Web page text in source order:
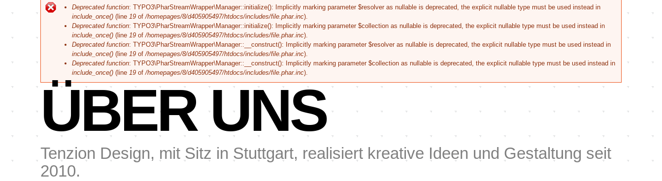
Corporate
BrandingFehlermeldung
Deprecated function: TYPO3\PharStreamWrapper\Manager::initialize(): Implicitly marking parameter $resolver as nullable is deprecated, the explicit nullable type must be used instead in
include_once() (line 19 of/homepages/8/d405905497/htdocs/includes/file.phar.inc).
Deprecated function: TYPO3\PharStreamWrapper\Manager::initialize(): Implicitly marking parameter $collection as nullable is deprecated, the explicit nullable type must be used instead in
include_once() (line 19 of/homepages/8/d405905497/htdocs/includes/file.phar.inc).
Deprecated function: TYPO3\PharStreamWrapper\Manager::__construct(): Implicitly marking parameter $resolver as nullable is deprecated, the explicit nullable type must be used instead in
include_once() (line 19 of/homepages/8/d405905497/htdocs/includes/file.phar.inc).
Deprecated function: TYPO3\PharStreamWrapper\Manager::__construct(): Implicitly marking parameter $collection as nullable is deprecated, the explicit nullable type must be used instead in
include_once() (line 19 of/homepages/8/d405905497/htdocs/includes/file.phar.inc).
ÜBER UNS
Tenzion Design, mit Sitz in Stuttgart, realisiert kreative Ideen und Gestaltung seit
2010.